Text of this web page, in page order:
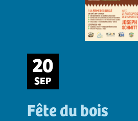
20
SEP
Fête du bois